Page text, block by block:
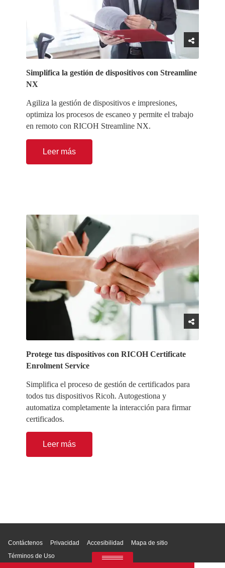
Simplifica la gestión de dispositivos con Streamline
NX
Agiliza la gestión de dispositivos e impresiones,
optimiza los procesos de escaneo y permite el trabajo
en remoto con RICOH Streamline NX.
Leer más
Protege tus dispositivos con RICOH Certificate
Enrolment Service
Simplifica el proceso de gestión de certificados para
todos tus dispositivos Ricoh. Autogestiona y
automatiza completamente la interacción para firmar
certificados.
Leer más
Contáctenos Privacidad Accesibilidad
Mapa de sitio
Términos de Uso